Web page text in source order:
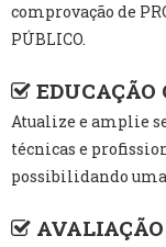
comprovação de
PÚBLICO.
Atualize e amplie
técnicas e
possibilidando